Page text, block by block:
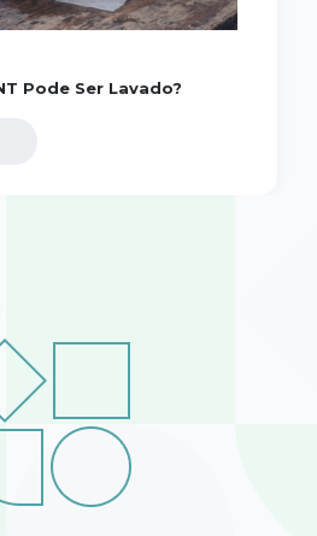
Pode Ser Lavado?